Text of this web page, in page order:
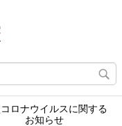
ロナウイルスに関する
お知らせ